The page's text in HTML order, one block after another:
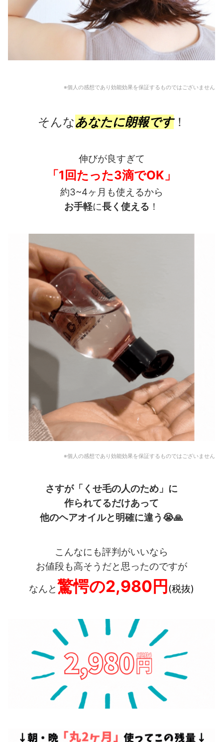
※個人の感想であり効能効果を保証するものではございません
そんなあなたに朗報です！
伸びが良すぎて
「1回たった3滴でOK」
約3~4ヶ月も使えるから
お手軽に長く使える ！
※個人の感想であり効能効果を保証するものではございません
さすが「くせ毛の人のため」に
作られてるだけあって
他のヘアオイルと明確に違う 😭🙏
こんなにも評判がいいなら
お値段も高そうだと思ったのですが
なんと驚愕の2,980円 (税抜)